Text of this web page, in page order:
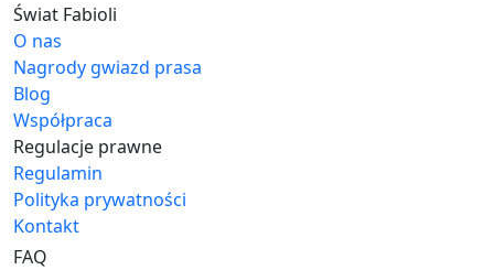
Świat Fabioli
O nas
Nagrody gwiazd prasa
Blog
Współpraca
Regulacje prawne
Regulamin
Polityka prywatności
Kontakt
FAQ